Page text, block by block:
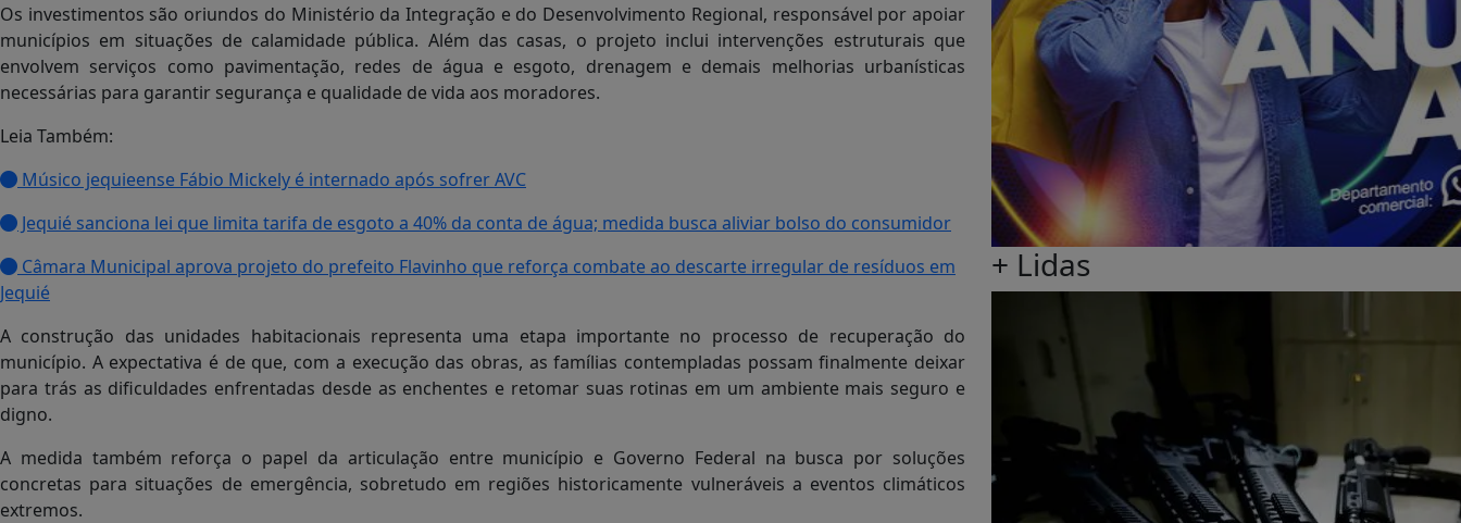
Os investimentos são oriundos do Ministério da Integração e do Desenvolvimento Regional, responsável por apoiar
municípios em situações de calamidade pública. Além das casas, o projeto inclui intervenções estruturais que
envolvem serviços como pavimentação, redes de água e esgoto, drenagem e demais melhorias urbanísticas
necessárias para garantir segurança e qualidade de vida aos moradores.
Leia Também:
Músico jequieense Fábio Mickely é internado após sofrer AVC
Jequié sanciona lei que limita tarifa de esgoto a 40% da conta de água; medida busca aliviar bolso do consumidor
Câmara Municipal aprova projeto do prefeito Flavinho que reforça combate ao descarte irregular de resíduos em
Jequié
A construção das unidades habitacionais representa uma etapa importante no processo de recuperação do
município. A expectativa é de que, com a execução das obras, as famílias contempladas possam finalmente deixar
para trás as dificuldades enfrentadas desde as enchentes e retomar suas rotinas em um ambiente mais seguro e
digno.
A medida também reforça o papel da articulação entre município e Governo Federal na busca por soluções
concretas para situações de emergência, sobretudo em regiões historicamente vulneráveis a eventos climáticos
extremos.
+ Lidas